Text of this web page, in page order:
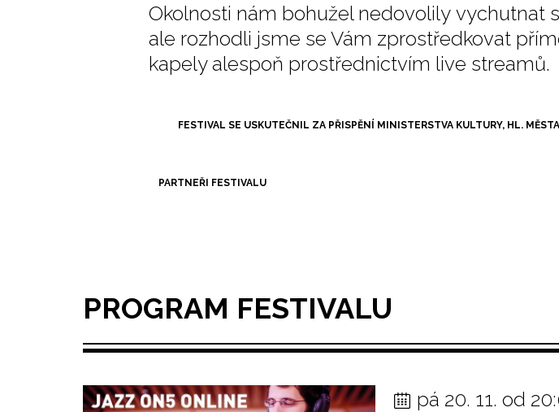
Okolnosti nám bohužel nedovolily vychutnat
ale rozhodli jsme se Vám zprostředkovat
kapely alespoň prostřednictvím live streamů.
FESTIVAL SE USKUTEČNIL ZA PŘISPĚNÍ MINISTERSTVA KULTURY, HL.
PARTNEŘI FESTIVALU
PROGRAM FESTIVALU
pá 20. 11. od